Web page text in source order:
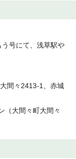
号にて、浅草駅や
間々2413-1、赤城
（大間々町大間々